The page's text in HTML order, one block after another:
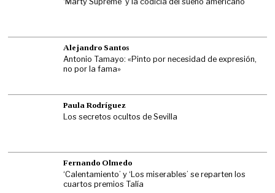
Alejandro Santos
Antonio Tamayo: «Pinto por necesidad de expresión,
no por la fama»
Paula Rodríguez
Los secretos ocultos de Sevilla
Fernando Olmedo
‘Calentamiento’ y ‘Los miserables’ se reparten los
cuartos premios Talía